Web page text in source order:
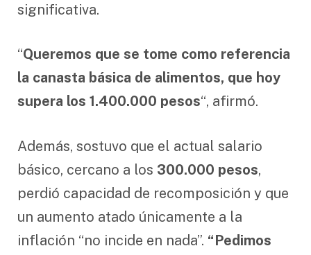
significativa.
“Queremos que se tome como referencia
la canasta básica de alimentos, que hoy
supera los 1.400.000 pesos“, afirmó.
Además, sostuvo que el actual salario
básico, cercano a los 300.000 pesos,
perdió capacidad de recomposición y que
un aumento atado únicamente a la
inflación “no incide en nada”. “Pedimos